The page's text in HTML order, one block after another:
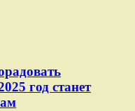
год станет